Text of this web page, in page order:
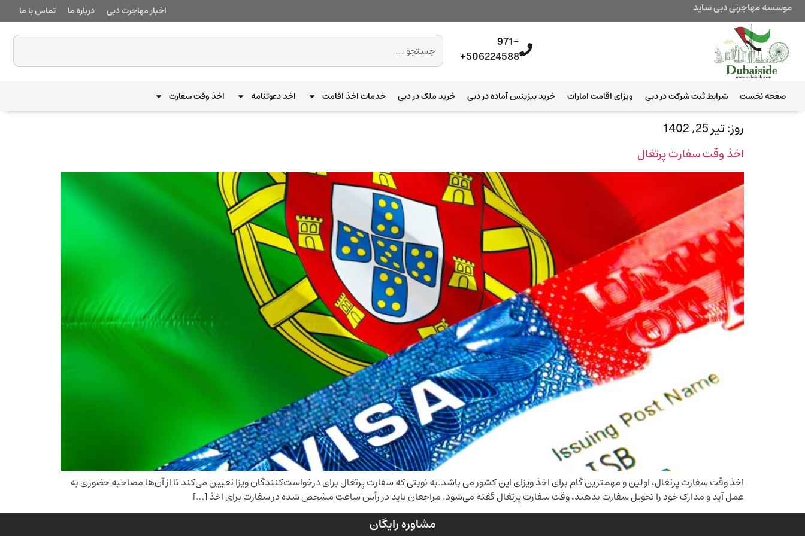
موسسه مهاجرتی دبی ساید اخبار مهاجرت دبی درباره ما تماس با ما
971-
506224588+
صفحه نخست شرایط ثبت شرکت در دبی ویزای اقامت امارات خرید بیزینس آماده در دبی خرید ملک در دبی خدمات اخذ اقامت اخد دعوتنامه اخذ وقت سفارت
روز:تیر 25, 1402
اخذ وقت سفارت پرتغال
اخذ وقت سفارت پرتغال، اولین و مهمترین گام برای اخذ ویزای این کشور می باشد.به نوبتی که سفارت پرتغال برای درخواست‌کنندگان ویزا تعیین می‌کند تا از آن‌ها مصاحبه حضوری به
عمل آید و مدارک خود را تحویل سفارت بدهند، وقت سفارت پرتغال گفته می‌شود. مراجعان باید در رأس ساعت مشخص شده در سفارت برای اخذ […]
مشاوره رایگان